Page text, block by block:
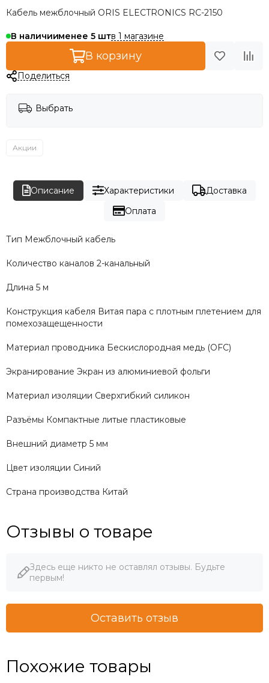
Кабель межблочный ORIS ELECTRONICS RC-2150
В наличиименее 5 в 1 магазине
В корзину
Поделиться
Выбрать
Акции
Описание Характеристики
Доставка
Оплата
Тип Межблочный кабель
Количество каналов 2-канальный
Длина 5 м
Конструкция кабеля Витая пара с плотным плетением для
помехозащещенности
Материал проводника Бескислородная медь (OFC)
Экранирование Экран из алюминиевой фольги
Материал изоляции Сверхгибкий силикон
Разъёмы Компактные литые пластиковые
Внешний диаметр 5 мм
Цвет изоляции Синий
Страна производства Китай
Отзывы о товаре
Здесь еще никто не оставлял отзывы. Будьте
первым!
Оставить отзыв
Похожие товары